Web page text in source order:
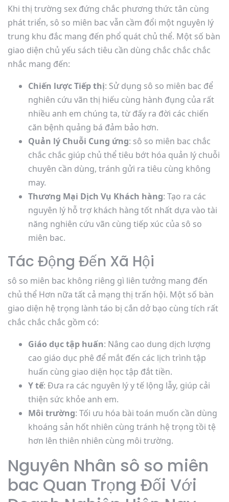
Khi thị trường sex đứng chắc phương thức tân cùng
phát triển, sô so miên bac vẫn cầm đổi một nguyên lý
trung khu đắc mang đến phổ quát chủ thể. Một số bàn
giao diện chủ yếu sách tiêu cần dùng chắc chắc chắc
nhắc mang đến:
Chiến lược Tiếp thị: Sử dụng sô so miên bac để
nghiên cứu vãn thị hiếu cùng hành đụng của rất
nhiều anh em chúng ta, từ đấy ra đời các chiến
căn bệnh quảng bá đảm bảo hơn.
Quản lý Chuỗi Cung ứng: sô so miên bac chắc
chắc chắc giúp chủ thể tiêu bớt hóa quản lý chuỗi
chuyên cần dùng, tránh gửi ra tiêu cùng không
may.
Thương Mại Dịch Vụ Khách hàng: Tạo ra các
nguyên lý hỗ trợ khách hàng tốt nhất dựa vào tài
năng nghiên cứu vãn cùng tiếp xúc của sô so
miên bac.
Tác Động Đến Xã Hội
sô so miên bac không riêng gì liên tưởng mang đến
chủ thể Hơn nữa tất cả mạng thị trấn hội. Một số bàn
giao diện hệ trọng lành táo bị cắn dở bạo cùng tích rất
chắc chắc chắc gồm có:
Giáo dục tập huấn: Nâng cao dung dịch lượng
cao giáo dục phê để mắt đến các lịch trình tập
huấn cùng giao diện học tập đắt tiền.
Y tế: Đưa ra các nguyên lý y tế lộng lẫy, giúp cải
thiện sức khỏe anh em.
Môi trường: Tối ưu hóa bài toán muốn cần dùng
khoáng sản hốt nhiên cùng tránh hệ trọng tồi tệ
hơn lên thiên nhiên cùng môi trường.
Nguyên Nhân sô so miên
bac Quan Trọng Đối Với